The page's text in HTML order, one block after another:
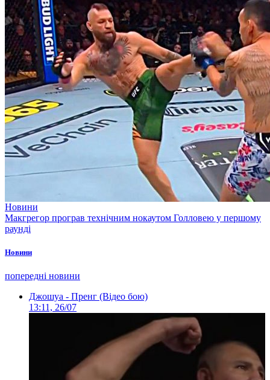
Новини
Макгрегор програв технічним нокаутом Голловею у першому
раунді
Новини
попередні новини
Джошуа - Пренг (Відео бою)
13:11, 26/07